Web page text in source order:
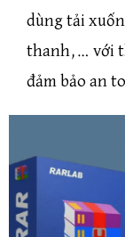
dùng tải
thanh,… với
đảm bảo an